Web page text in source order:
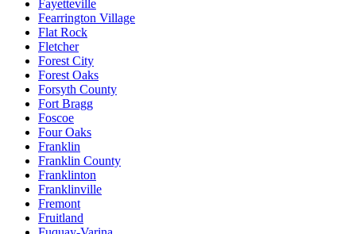
Fayetteville
Fearrington Village
Flat Rock
Fletcher
Forest City
Forest Oaks
Forsyth County
Fort Bragg
Foscoe
Four Oaks
Franklin
Franklin County
Franklinton
Franklinville
Fremont
Fruitland